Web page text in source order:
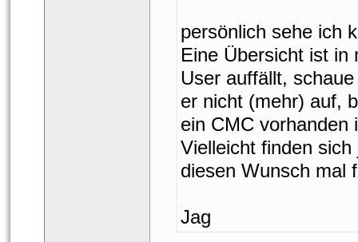
persönlich sehe ich
Eine Übersicht ist in
User auffällt,
er nicht (mehr) auf,
ein CMC vorhanden
Vielleicht finden
diesen Wunsch mal
Jag